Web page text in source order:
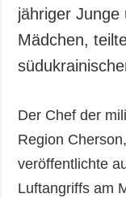
Gesellschaft
Kultur
Notfälle
ZUSÄTZLICH
jähriger Junge
Mädchen,
Der Chef der
Region
veröffentlichte
Luftangriffs am